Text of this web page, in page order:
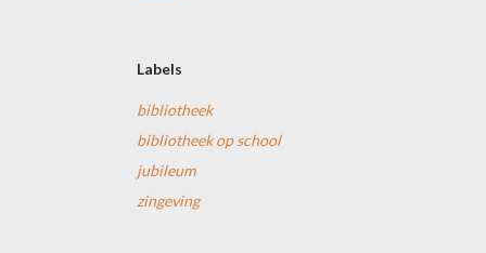
Labels
bibliotheek
bibliotheek op school
jubileum
zingeving